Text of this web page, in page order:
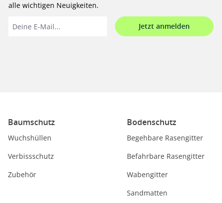
alle wichtigen Neuigkeiten.
Jetzt anmelden
Baumschutz
Wuchshüllen
Verbissschutz
Zubehör
Bodenschutz
Begehbare Rasengitter
Befahrbare Rasengitter
Wabengitter
Sandmatten